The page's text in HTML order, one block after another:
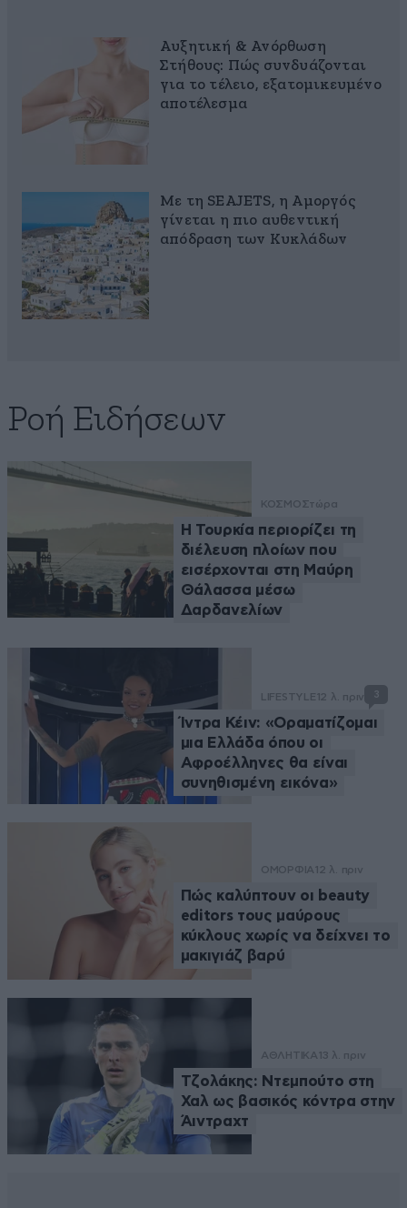
Αυξητική & Ανόρθωση
Στήθους: Πώς συνδυάζονται
για το τέλειο, εξατομικευμένο
αποτέλεσμα
Με τη SEAJETS, η Αμοργός
γίνεται η πιο αυθεντική
απόδραση των Κυκλάδων
Ροή Ειδήσεων
ΚΟΣΜΟΣτώρα
Η Τουρκία περιορίζει τη
διέλευση πλοίων που
εισέρχονται στη Μαύρη
Θάλασσα μέσω
Δαρδανελίων
LIFESTYLE 12 λ. πριν 3
Ίντρα Κέιν: «Οραματίζομαι
μια Ελλάδα όπου οι
Αφροέλληνες θα είναι
συνηθισμένη εικόνα»
ΟΜΟΡΦΙΑ 12 λ. πριν
Πώς καλύπτουν οι beauty
editors τους μαύρους
κύκλους χωρίς να δείχνει το
μακιγιάζ βαρύ
ΑΘΛΗΤΙΚΑ 13 λ. πριν
Τζολάκης: Ντεμπούτο στη
Χαλ ως βασικός κόντρα στην
Άιντραχτ